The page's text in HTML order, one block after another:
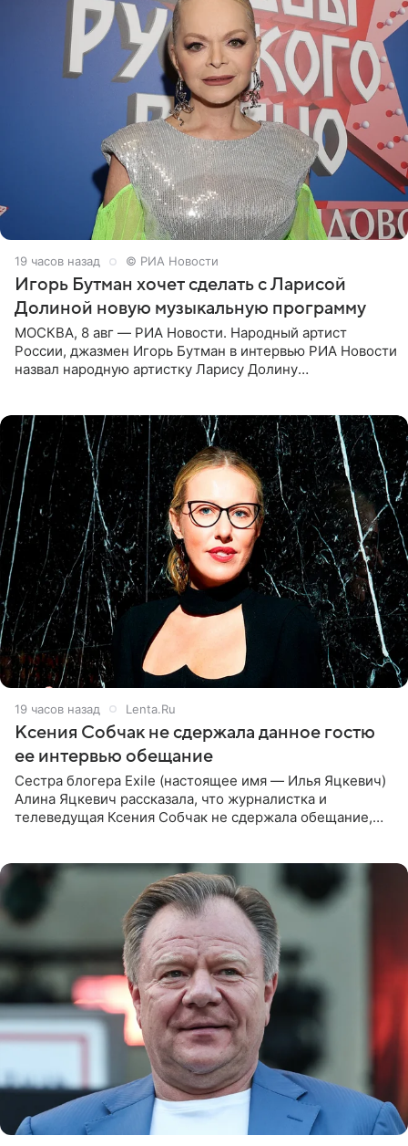
19 часов назад © РИА Новости
Игорь Бутман хочет сделать с Ларисой
Долиной новую музыкальную программу
МОСКВА, 8 авг — РИА Новости. Народный артист
России, джазмен Игорь Бутман в интервью РИА Новости
назвал народную артистку Ларису Долину
19 часов назад Lenta.Ru
Ксения Собчак не сдержала данное гостю
ее интервью обещание
Сестра блогера Exile (настоящее имя — Илья Яцкевич)
Алина Яцкевич рассказала, что журналистка и
телеведущая Ксения Собчак не сдержала обещание,